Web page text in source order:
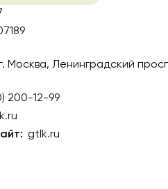
Москва, Ленинградский
200-12-99
gtlk.ru